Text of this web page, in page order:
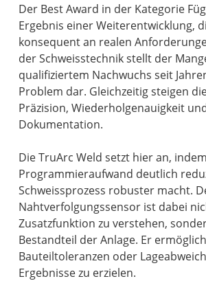
Der Best Award in der Kategorie
Ergebnis einer Weiterentwicklung,
konsequent an realen
der Schweisstechnik stellt der
qualifiziertem Nachwuchs seit
Problem dar. Gleichzeitig steigen
Präzision, Wiederholgenauigkeit
Dokumentation.
Die TruArc Weld setzt hier an,
Programmieraufwand deutlich
Schweissprozess robuster macht.
Nahtverfolgungssensor ist dabei
Zusatzfunktion zu verstehen,
Bestandteil der Anlage. Er
Bauteiltoleranzen oder
Ergebnisse zu erzielen.